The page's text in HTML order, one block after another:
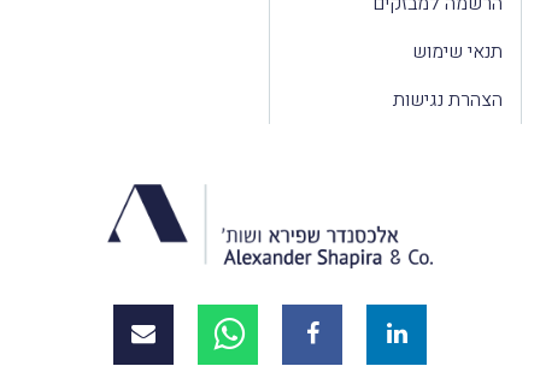
תנאי שימוש
הצהרת נגישות